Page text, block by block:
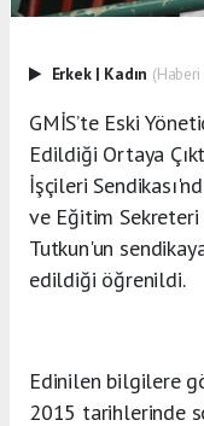
Erkek | Kadın
GMİS’te Eski
Edildiği Ortaya
İşçileri
ve Eğitim
Tutkun'un
edildiği öğrenildi.
Edinilen bilgilere
2015 tarihlerinde